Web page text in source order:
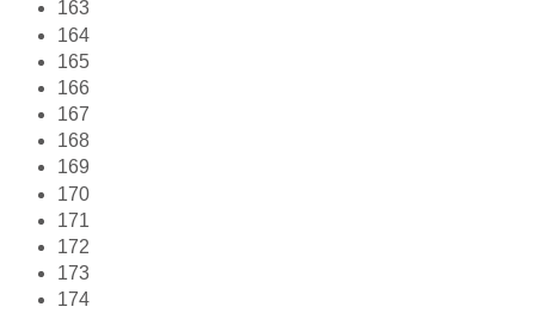
163
164
165
166
167
168
169
170
171
172
173
174